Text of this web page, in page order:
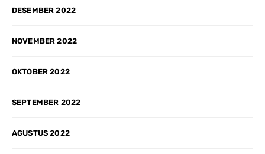
DESEMBER 2022
NOVEMBER 2022
OKTOBER 2022
SEPTEMBER 2022
AGUSTUS 2022